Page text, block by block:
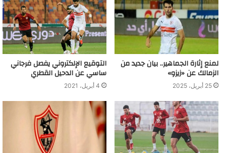
لمنع إثارة الجماهير.. بيان جديد من
الزمالك عن «زيزو»
25 أبريل، 2025
التوقيع الإلكتروني يفصل فرجاني
ساسي عن الدحيل القطري
4 أبريل، 2021